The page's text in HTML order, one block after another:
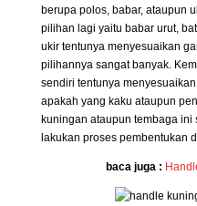
berupa polos, babar, ataupun
pilihan lagi yaitu babar urut,
ukir tentunya menyesuaikan
pilihannya sangat banyak.
sendiri tentunya
apakah yang kaku ataupun
kuningan ataupun tembaga ini
lakukan proses pembentukan
baca juga :